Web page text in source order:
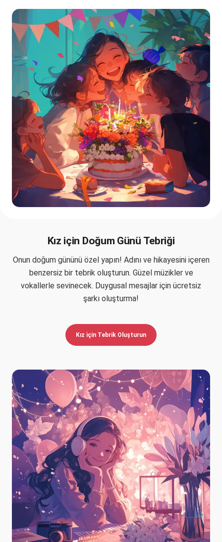
Kız için Doğum Günü Tebriği
Onun doğum gününü özel yapın! Adını ve hikayesini içeren
benzersiz bir tebrik oluşturun. Güzel müzikler ve
vokallerle sevinecek. Duygusal mesajlar için ücretsiz
şarkı oluşturma!
Kız için Tebrik Oluşturun